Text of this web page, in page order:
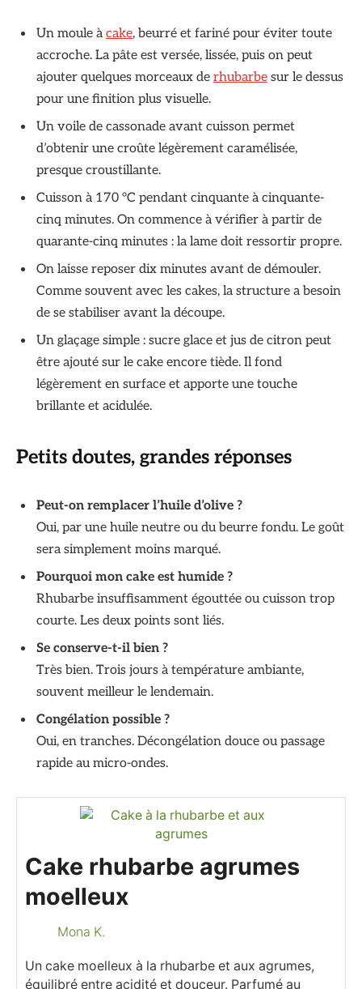
Un moule à cake, beurré et fariné pour éviter toute
accroche. La pâte est versée, lissée, puis on peut
ajouter quelques morceaux de rhubarbe sur le dessus
pour une finition plus visuelle.
Un voile de cassonade avant cuisson permet
d’obtenir une croûte légèrement caramélisée,
presque croustillante.
Cuisson à 170 °C pendant cinquante à cinquante-
cinq minutes. On commence à vérifier à partir de
quarante-cinq minutes : la lame doit ressortir propre.
On laisse reposer dix minutes avant de démouler.
Comme souvent avec les cakes, la structure a besoin
de se stabiliser avant la découpe.
Un glaçage simple : sucre glace et jus de citron peut
être ajouté sur le cake encore tiède. Il fond
légèrement en surface et apporte une touche
brillante et acidulée.
Petits doutes, grandes réponses
Peut-on remplacer l’huile d’olive ?
Oui, par une huile neutre ou du beurre fondu. Le goût
sera simplement moins marqué.
Pourquoi mon cake est humide ?
Rhubarbe insuffisamment égouttée ou cuisson trop
courte. Les deux points sont liés.
Se conserve-t-il bien ?
Très bien. Trois jours à température ambiante,
souvent meilleur le lendemain.
Congélation possible ?
Oui, en tranches. Décongélation douce ou passage
rapide au micro-ondes.
Cake rhubarbe agrumes
moelleux
Mona K.
Un cake moelleux à la rhubarbe et aux agrumes,
équilibré entre acidité et douceur. Parfumé au